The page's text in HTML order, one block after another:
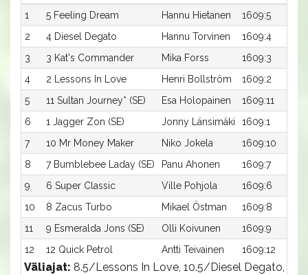
1
5 Feeling Dream Hannu Hietanen 1609:5
2
4 Diesel Degato Hannu Torvinen 1609:4
3
3 Kat's Commander Mika Forss 1609:3
4
2 Lessons In Love Henri Bollström 1609:2
5
11 Sultan Journey* (SE) Esa Holopainen 1609:11
6
1 Jagger Zon (SE) Jonny Länsimäki 1609:1
7
10 Mr Money Maker Niko Jokela 1609:10
8
7 Bumblebee Laday (SE) Panu Ahonen 1609:7
9
6 Super Classic Ville Pohjola 1609:6
10
8 Zacus Turbo Mikael Östman 1609:8
11
9 Esmeralda Jons (SE) Olli Koivunen 1609:9
12
12 Quick Petrol Antti Teivainen 1609:12
Väliajat: 8.5/Lessons In Love, 10.5/Diesel Degato,